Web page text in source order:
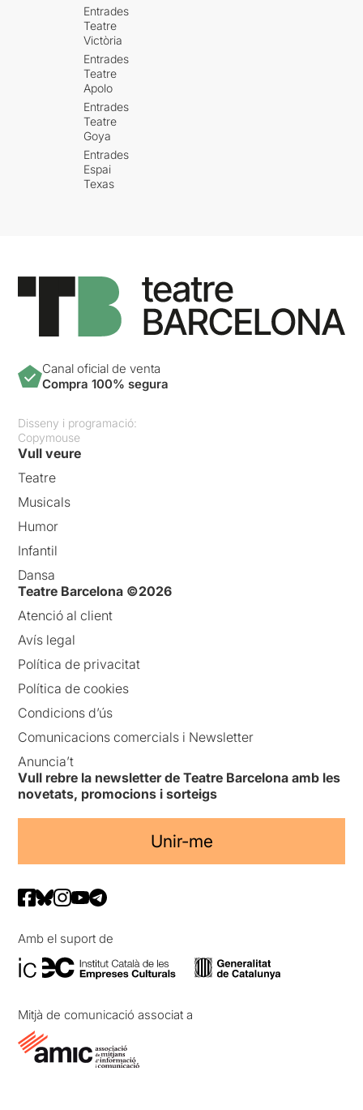
Entrades
Teatre
Victòria
Entrades
Teatre
Apolo
Entrades
Teatre
Goya
Entrades
Espai
Texas
Canal oficial de venta
Compra 100% segura
Disseny i programació:
Copymouse
Vull veure
Teatre
Musicals
Humor
Infantil
Dansa
Teatre Barcelona ©2026
Atenció al client
Avís legal
Política de privacitat
Política de cookies
Condicions d’ús
Comunicacions comercials i Newsletter
Anuncia’t
Vull rebre la newsletter de Teatre Barcelona amb les
novetats, promocions i sorteigs
Unir-me
Amb el suport de
Mitjà de comunicació associat a